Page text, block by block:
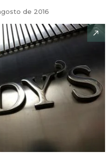
de 2016